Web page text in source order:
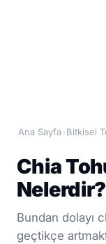
Ana Sayfa ›Bitkisel
Chia
Nelerdir?
Bundan dolayı
geçtikçe